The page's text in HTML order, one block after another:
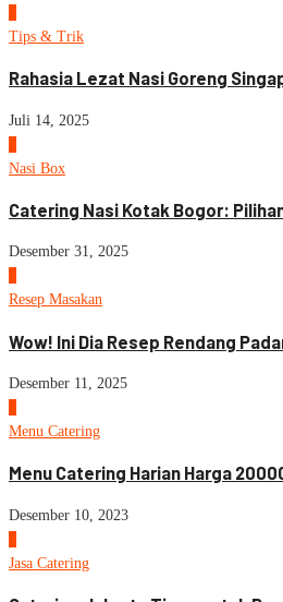
Tips & Trik
Rahasia Lezat Nasi Goreng
Juli 14, 2025
Nasi Box
Catering Nasi Kotak Bogor:
Desember 31, 2025
Resep Masakan
Wow! Ini Dia Resep Rendang
Desember 11, 2025
Menu Catering
Menu Catering Harian Harga
Desember 10, 2023
Jasa Catering